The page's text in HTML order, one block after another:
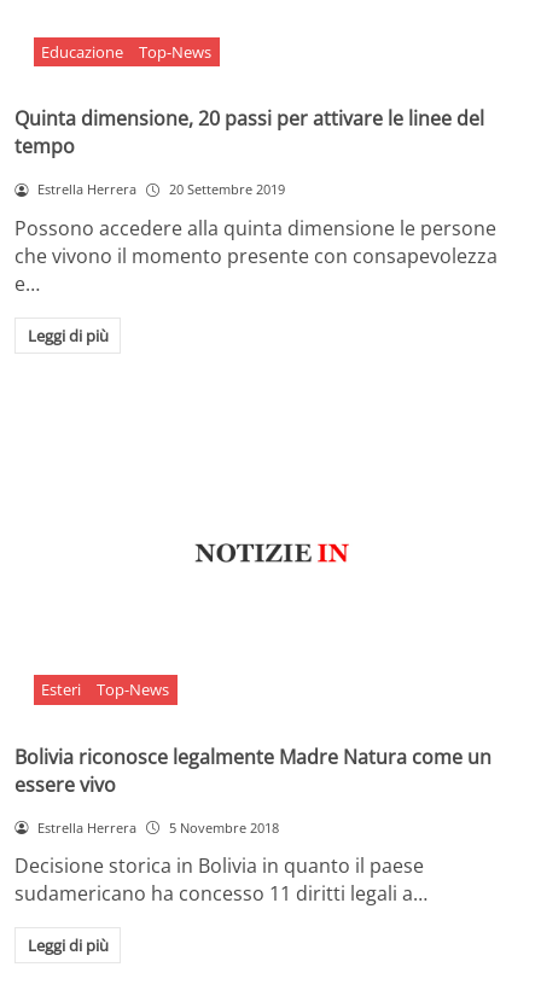
Educazione Top-News
Quinta dimensione, 20 passi per attivare le linee del
tempo
Estrella Herrera 20 Settembre 2019
Possono accedere alla quinta dimensione le persone
che vivono il momento presente con consapevolezza
e…
Leggi di più
Esteri Top-News
Bolivia riconosce legalmente Madre Natura come un
essere vivo
Estrella Herrera 5 Novembre 2018
Decisione storica in Bolivia in quanto il paese
sudamericano ha concesso 11 diritti legali a…
Leggi di più